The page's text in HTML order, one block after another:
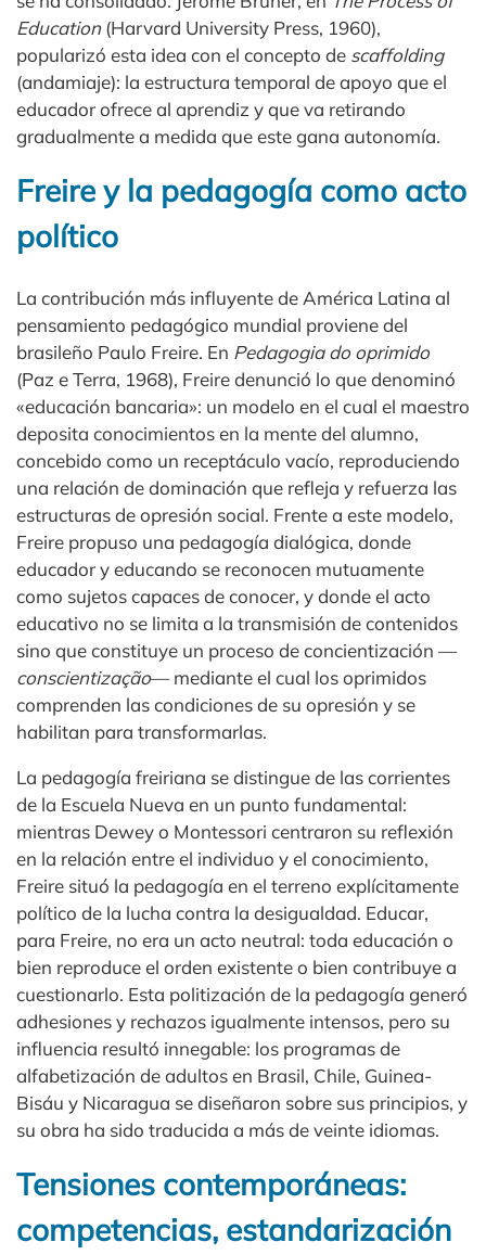
Education(Harvard University Press, 1960),
popularizó esta idea con el concepto de scaffolding
(andamiaje): la estructura temporal de apoyo que el
educador ofrece al aprendiz y que va retirando
gradualmente a medida que este gana autonomía.
Freire y la pedagogía como acto
político
La contribución más influyente de América Latina al
pensamiento pedagógico mundial proviene del
brasileño Paulo Freire. En Pedagogia do oprimido
(Paz e Terra, 1968), Freire denunció lo que denominó
«educación bancaria»: un modelo en el cual el maestro
deposita conocimientos en la mente del alumno,
concebido como un receptáculo vacío, reproduciendo
una relación de dominación que refleja y refuerza las
estructuras de opresión social. Frente a este modelo,
Freire propuso una pedagogía dialógica, donde
educador y educando se reconocen mutuamente
como sujetos capaces de conocer, y donde el acto
educativo no se limita a la transmisión de contenidos
sino que constituye un proceso de concientización —
conscientização— mediante el cual los oprimidos
comprenden las condiciones de su opresión y se
habilitan para transformarlas.
La pedagogía freiriana se distingue de las corrientes
de la Escuela Nueva en un punto fundamental:
mientras Dewey o Montessori centraron su reflexión
en la relación entre el individuo y el conocimiento,
Freire situó la pedagogía en el terreno explícitamente
político de la lucha contra la desigualdad. Educar,
para Freire, no era un acto neutral: toda educación o
bien reproduce el orden existente o bien contribuye a
cuestionarlo. Esta politización de la pedagogía generó
adhesiones y rechazos igualmente intensos, pero su
influencia resultó innegable: los programas de
alfabetización de adultos en Brasil, Chile, Guinea-
Bisáu y Nicaragua se diseñaron sobre sus principios, y
su obra ha sido traducida a más de veinte idiomas.
Tensiones contemporáneas:
competencias, estandarización